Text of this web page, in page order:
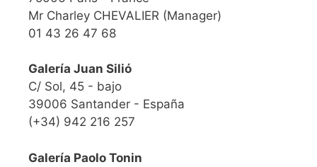
Mr Charley CHEVALIER (Manager)
01 43 26 47 68
Galería Juan Silió
C/ Sol, 45 - bajo
39006 Santander - España
(+34) 942 216 257
Galería Paolo Tonin